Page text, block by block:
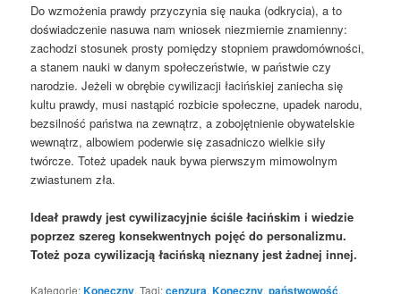
Do wzmożenia prawdy przyczynia się nauka (odkrycia), a to
doświadczenie nasuwa nam wniosek niezmiernie znamienny:
zachodzi stosunek prosty pomiędzy stopniem prawdomówności,
a stanem nauki w danym społeczeństwie, w państwie czy
narodzie. Jeżeli w obrębie cywilizacji łacińskiej zaniecha się
kultu prawdy, musi nastąpić rozbicie społeczne, upadek narodu,
bezsilność państwa na zewnątrz, a zobojętnienie obywatelskie
wewnątrz, albowiem poderwie się zasadniczo wielkie siły
twórcze. Toteż upadek nauk bywa pierwszym mimowolnym
zwiastunem zła.
Ideał prawdy jest cywilizacyjnie ściśle łacińskim i wiedzie
poprzez szereg konsekwentnych pojęć do personalizmu.
Toteż poza cywilizacją łacińską nieznany jest żadnej innej.
Kategorie:Koneczny. Tagi:cenzura,Koneczny,państwowość.